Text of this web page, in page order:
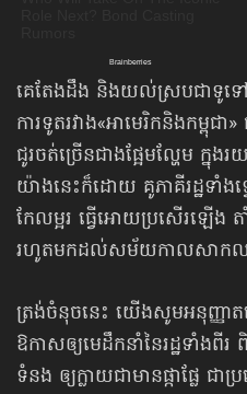
គេតែងដឹង និងយល់ស្របជាទូទ
ការទូតរវាង«អាមេរិកនិង​កម្ពុជ
ជូរចត់ច្រើន​ជាងផ្អែមល្ហែម ក្នុង
យ៉ាងនេះក៏ដោយ គូភាគីរដ្ឋទាំងទ្វ
កែលម្អរ ធ្វើអោយប្រសើរឡើង
រហូតមកដល់សម័យកាល​សាកល​ភា
ត្រង់ចំនុចនេះ យើងសូមអនុញ្ញា
ឱកាសឲ្យមេដឹកនាំនៃរដ្ឋទាំងពីរ
ទំនង ឲ្យក្លាយជាមានផ្កាផ្លែ